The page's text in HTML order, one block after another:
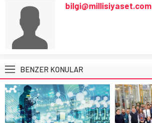
bilgi@millisiyaset.com
BENZER KONULAR